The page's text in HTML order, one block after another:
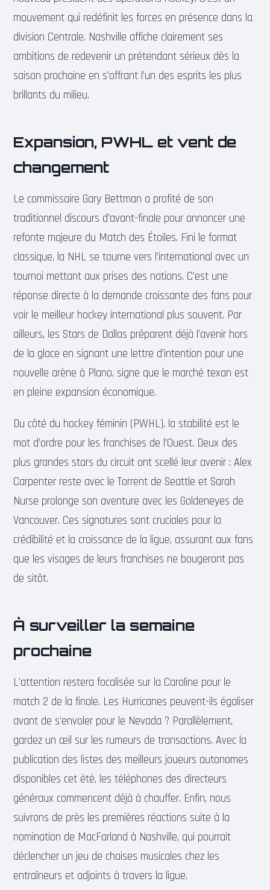
mouvement qui redéfinit les forces en présence dans la
division Centrale. Nashville affiche clairement ses
ambitions de redevenir un prétendant sérieux dès la
saison prochaine en s’offrant l’un des esprits les plus
brillants du milieu.
Expansion, PWHL et vent de
changement
Le commissaire Gary Bettman a profité de son
traditionnel discours d’avant-finale pour annoncer une
refonte majeure du Match des Étoiles. Fini le format
classique, la NHL se tourne vers l’international avec un
tournoi mettant aux prises des nations. C’est une
réponse directe à la demande croissante des fans pour
voir le meilleur hockey international plus souvent. Par
ailleurs, les Stars de Dallas préparent déjà l’avenir hors
de la glace en signant une lettre d’intention pour une
nouvelle arène à Plano, signe que le marché texan est
en pleine expansion économique.
Du côté du hockey féminin (PWHL), la stabilité est le
mot d’ordre pour les franchises de l’Ouest. Deux des
plus grandes stars du circuit ont scellé leur avenir : Alex
Carpenter reste avec le Torrent de Seattle et Sarah
Nurse prolonge son aventure avec les Goldeneyes de
Vancouver. Ces signatures sont cruciales pour la
crédibilité et la croissance de la ligue, assurant aux fans
que les visages de leurs franchises ne bougeront pas
de sitôt.
À surveiller la semaine
prochaine
L’attention restera focalisée sur la Caroline pour le
match 2 de la finale. Les Hurricanes peuvent-ils égaliser
avant de s’envoler pour le Nevada ? Parallèlement,
gardez un œil sur les rumeurs de transactions. Avec la
publication des listes des meilleurs joueurs autonomes
disponibles cet été, les téléphones des directeurs
généraux commencent déjà à chauffer. Enfin, nous
suivrons de près les premières réactions suite à la
nomination de MacFarland à Nashville, qui pourrait
déclencher un jeu de chaises musicales chez les
entraîneurs et adjoints à travers la ligue.